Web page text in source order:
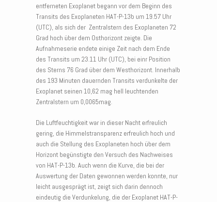
entferneten Exoplanet begann vor dem Beginn des
Transits des Exoplaneten HAT-P-13b um 19.57 Uhr
(UTC), als sich der Zentralstern des Exoplaneten 72
Grad hoch über dem Osthorizont zeigte. Die
Aufnahmeserie endete einige Zeit nach dem Ende
des Transits um 23.11 Uhr (UTC), bei einr Position
des Sterns 76 Grad über dem Westhorizont. Innerhalb
des 193 Minuten dauernden Transits verdunkelte der
Exoplanet seinen 10,62 mag hell leuchtenden
Zentralstern um 0,0065mag.
Die Luftfeuchtigkeit war in dieser Nacht erfreulich
gering, die Himmelstransparenz erfreulich hoch und
auch die Stellung des Exoplaneten hoch über dem
Horizont begünstigte den Versuch des Nachweises
von HAT-P-13b. Auch wenn die Kurve, die bei der
Auswertung der Daten gewonnen werden konnte, nur
leicht ausgesprägt ist, zeigt sich darin dennoch
eindeutig die Verdunkelung, die der Exoplanet HAT-P-